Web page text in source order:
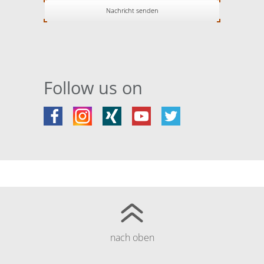
Follow us on
nach oben